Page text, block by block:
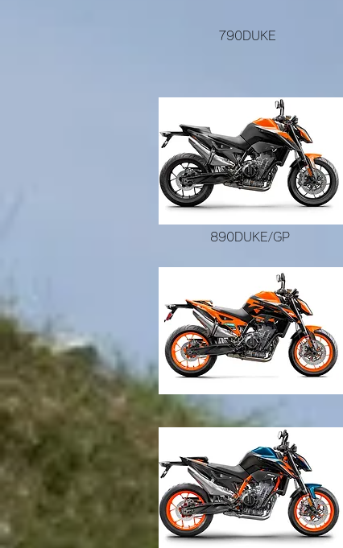
790DUKE
890DUKE/GP